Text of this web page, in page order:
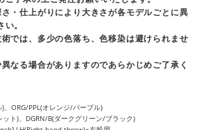
・仕上がりにより大きさが各モデルごとに異
。
では、多少の色落ち、色移染は避けられませ
なる場合がありますのであらかじめご了承く
、ORG/PPL(オレンジ/パープル)
ト)、DGRN/B(ダークグリーン/ブラック)